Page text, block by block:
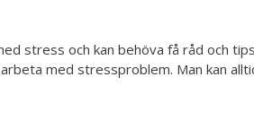
stress och kan behöva få råd och
med stressproblem. Man kan